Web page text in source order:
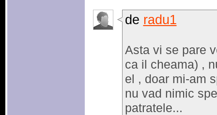
de radu1
Asta vi se pare
ca il cheama) ,
el , doar mi-am
nu vad nimic
patratele...